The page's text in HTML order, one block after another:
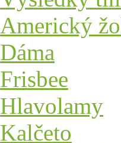
Americký
Dáma
Frisbee
Hlavolamy
Kalčeto